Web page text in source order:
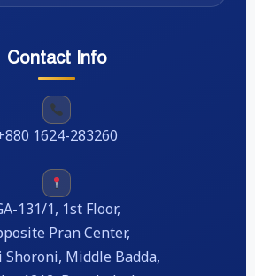
Contact Info
1624-283260
131/1, 1st Floor,
Pran Center,
Shoroni, Middle Badda,